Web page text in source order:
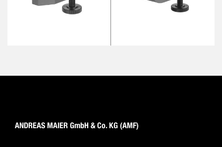
ANDREAS MAIER GmbH & Co. KG (AMF)